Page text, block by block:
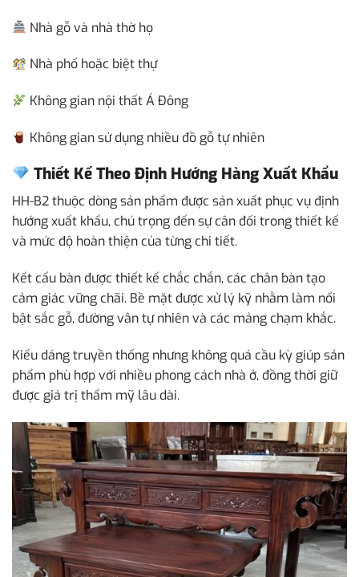
Nhà gỗ và nhà thờ họ
Nhà phố hoặc biệt thự
Không gian nội thất Á Đông
Không gian sử dụng nhiều đồ gỗ tự nhiên
Thiết Kế Theo Định Hướng Hàng Xuất Khẩu
HH-B2 thuộc dòng sản phẩm được sản xuất phục vụ định
hướng xuất khẩu, chú trọng đến sự cân đối trong thiết kế
và mức độ hoàn thiện của từng chi tiết.
Kết cấu bàn được thiết kế chắc chắn, các chân bàn tạo
cảm giác vững chãi. Bề mặt được xử lý kỹ nhằm làm nổi
bật sắc gỗ, đường vân tự nhiên và các mảng chạm khắc.
Kiểu dáng truyền thống nhưng không quá cầu kỳ giúp sản
phẩm phù hợp với nhiều phong cách nhà ở, đồng thời giữ
được giá trị thẩm mỹ lâu dài.